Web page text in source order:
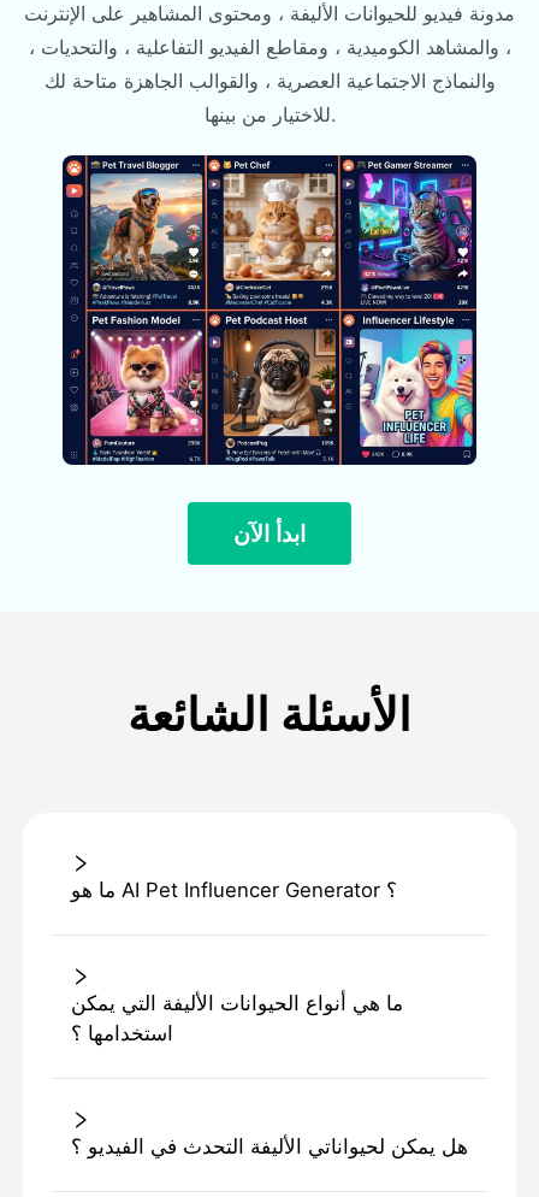
مدونة فيديو للحيوانات الأليفة ، ومحتوى المشاهير على الإنترنت
، والمشاهد الكوميدية ، ومقاطع الفيديو التفاعلية ، والتحديات ،
والنماذج الاجتماعية العصرية ، والقوالب الجاهزة متاحة لك
للاختيار من بينها.
ابدأ الآن
الأسئلة الشائعة
ما هو AI Pet Influencer Generator ؟
ما هي أنواع الحيوانات الأليفة التي يمكن
استخدامها ؟
هل يمكن لحيواناتي الأليفة التحدث في الفيديو ؟